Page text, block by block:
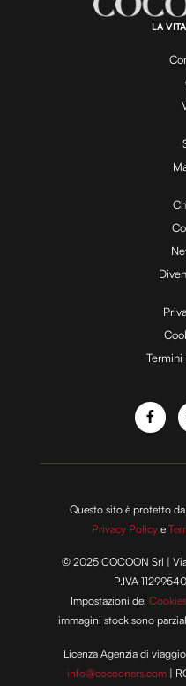
LA
Questo sito è protetto
Privacy Policy e
© 2025 COCOON Srl |
P.IVA
Impostazioni deiCookies
immagini stock sono
Licenza Agenzia di
info@cocooners.com |